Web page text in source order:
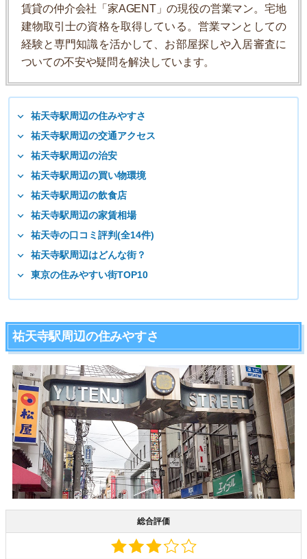
賃貸の仲介会社「家AGENT」の現役の営業マン。宅地
建物取引士の資格を取得している。営業マンとしての
経験と専門知識を活かして、お部屋探しや入居審査に
ついての不安や疑問を解決しています。
祐天寺駅周辺の住みやすさ
祐天寺駅周辺の交通アクセス
祐天寺駅周辺の治安
祐天寺駅周辺の買い物環境
祐天寺駅周辺の飲食店
祐天寺駅周辺の家賃相場
祐天寺の口コミ評判(全14件)
祐天寺駅周辺はどんな街？
東京の住みやすい街TOP10
祐天寺駅周辺の住みやすさ
総合評価